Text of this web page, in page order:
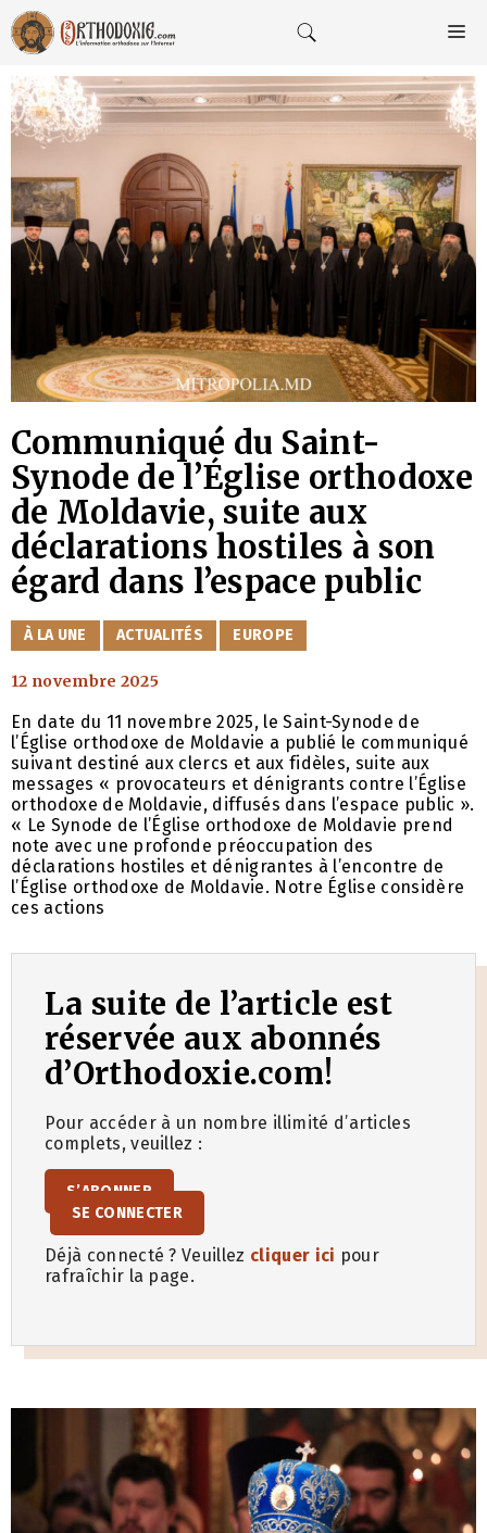
Aller
au
contenu
Communiqué du Saint-
Synode de l’Église orthodoxe
de Moldavie, suite aux
déclarations hostiles à son
égard dans l’espace public
CATÉGORIES
À LA UNE ACTUALITÉS EUROPE
12 novembre 2025
En date du 11 novembre 2025, le Saint-Synode de
l’Église orthodoxe de Moldavie a publié le communiqué
suivant destiné aux clercs et aux fidèles, suite aux
messages « provocateurs et dénigrants contre l’Église
orthodoxe de Moldavie, diffusés dans l’espace public ».
« Le Synode de l’Église orthodoxe de Moldavie prend
note avec une profonde préoccupation des
déclarations hostiles et dénigrantes à l’encontre de
l’Église orthodoxe de Moldavie. Notre Église considère
ces actions
La suite de l’article est
réservée aux abonnés
d’Orthodoxie.com!
Pour accéder à un nombre illimité d’articles
complets, veuillez :
S’ABONNER
SE CONNECTER
Déjà connecté ? Veuillez cliquer ici pour
rafraîchir la page.